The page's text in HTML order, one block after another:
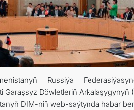
Russiýa
Döwletleriň Arkalaşygynyň
DIM-niň web-saýtynda habar